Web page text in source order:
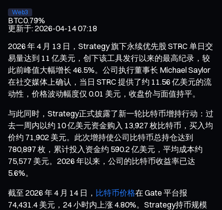
Web3
BTC0.79%
更新于:2026-04-14 07:18
2026 年 4 月 13 日，Strategy 旗下永续优先股 STRC 单日交
易量达到 11 亿美元，创下该工具发行以来的最高纪录，较
此前峰值大幅增长 46.5%。公司执行董事长 Michael Saylor
在社交媒体上确认，当日 STRC 提供了约 11.56 亿美元的流
动性，价格波动幅度仅 0.01 美元，收盘价与面值持平。
与此同时，Strategy正式披露了新一轮比特币增持行动：过
去一周内以约 10 亿美元资金购入 13,927 枚比特币，买入均
价约 71,902 美元。此次增持使公司比特币总持仓达到
780,897 枚，累计投入资金约 590.2 亿美元，平均成本约
75,577 美元。2026 年以来，公司的比特币收益率已达
5.6%。
截至 2026 年 4 月 14 日， 比特币价格在 Gate 平台报
74,431.4 美元，24 小时内上涨 4.80%。Strategy持币规模